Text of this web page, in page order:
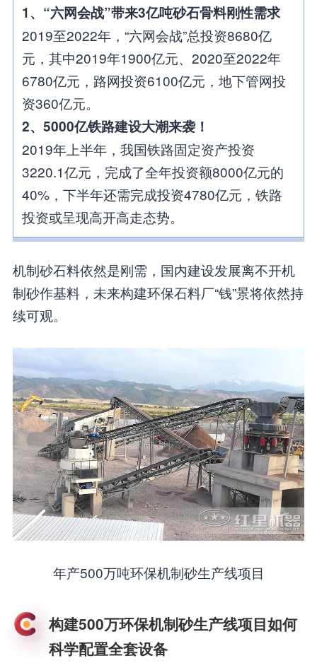
1、“六网会战”带来3亿吨砂石骨料刚性需求
2019至2022年，“六网会战”总投资8680亿
元，其中2019年1900亿元、2020至2022年
6780亿元，路网投资6100亿元，地下管网投
资360亿元。
2、5000亿铁路建设大潮来袭！
2019年上半年，我国铁路固定资产投资
3220.1亿元，完成了全年投资额8000亿元的
40%，下半年还需完成投资4780亿元，铁路
投资或呈现高开高走态势。
机制砂石料依然是刚需，国内建设发展离不开机
制砂作基料，未来构建环保石料厂“钱”景将依然持
续可观。
年产500万吨环保机制砂生产线项目
构建500万环保机制砂生产线项目如何
科学配置全套设备